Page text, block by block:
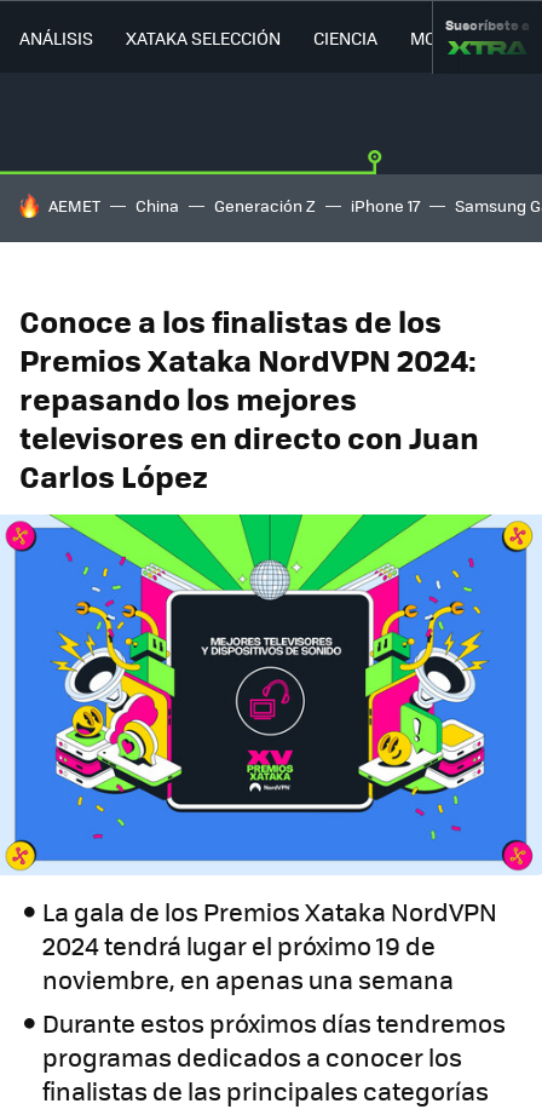
ANÁLISIS XATAKA SELECCIÓN CIENCIA MOVILIDAD
Suscríbete a
HOY SE HABLA DE
AEMET China Generación Z iPhone 17 Samsung
Conoce a los finalistas de los
Premios Xataka NordVPN 2024:
repasando los mejores
televisores en directo con Juan
Carlos López
La gala de los Premios Xataka NordVPN
2024 tendrá lugar el próximo 19 de
noviembre, en apenas una semana
Durante estos próximos días tendremos
programas dedicados a conocer los
finalistas de las principales categorías